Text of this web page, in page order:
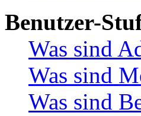
Benutzer-
Was sind
Was sind
Was sind